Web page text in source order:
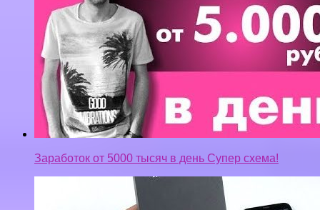
Заработок от 5000 тысяч в день Супер схема!